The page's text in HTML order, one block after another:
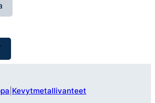
Kevytmetallivanteet